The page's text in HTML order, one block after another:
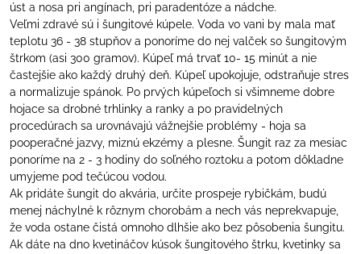
úst a nosa pri angínach, pri paradentóze a nádche.
Veľmi zdravé sú i šungitové kúpele. Voda vo vani by mala mať
teplotu 36 - 38 stupňov a ponoríme do nej valček so šungitovým
štrkom (asi 300 gramov). Kúpeľ má trvať 10- 15 minút a nie
častejšie ako každý druhý deň. Kúpeľ upokojuje, odstraňuje stres
a normalizuje spánok. Po prvých kúpeľoch si všimneme dobre
hojace sa drobné trhlinky a ranky a po pravidelných
procedúrach sa urovnávajú vážnejšie problémy - hoja sa
pooperačné jazvy, miznú ekzémy a plesne. Šungit raz za mesiac
ponoríme na 2 - 3 hodiny do soľného roztoku a potom dôkladne
umyjeme pod tečúcou vodou.
Ak pridáte šungit do akvária, určite prospeje rybičkám, budú
menej náchylné k rôznym chorobám a nech vás neprekvapuje,
že voda ostane čistá omnoho dlhšie ako bez pôsobenia šungitu.
Ak dáte na dno kvetináčov kúsok šungitového štrku, kvetinky sa